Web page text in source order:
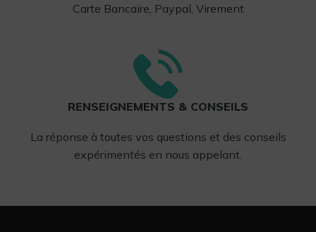
Carte Bancaire, Paypal, Virement
RENSEIGNEMENTS & CONSEILS
La réponse à toutes vos questions et des conseils
expérimentés en nous appelant.